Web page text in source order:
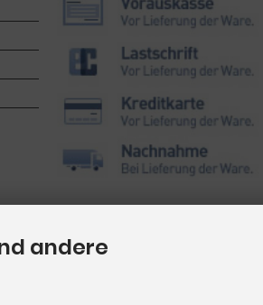
andere